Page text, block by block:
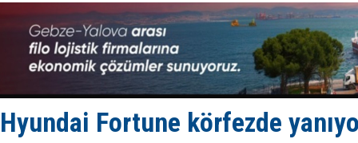
DESE,
35 milyon
İnsansız
Yüzyıl
Anadolu
Derince,
İTU AUV,
Hyundai Fortune körfezde